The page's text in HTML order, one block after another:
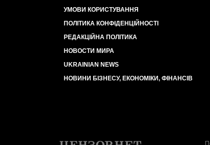
УМОВИ КОРИСТУВАННЯ
ПОЛІТИКА КОНФІДЕНЦІЙНОСТІ
РЕДАКЦІЙНА ПОЛІТИКА
НОВОСТИ МИРА
UKRAINIAN NEWS
НОВИНИ БІЗНЕСУ, ЕКОНОМІКИ, ФІНАНСІВ